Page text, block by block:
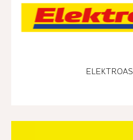
ELEKTROAS